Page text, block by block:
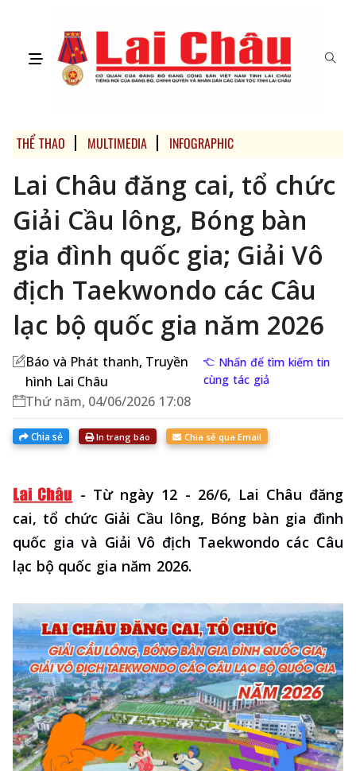
THỂ THAO MULTIMEDIA INFOGRAPHIC
Lai Châu đăng cai, tổ chức
Giải Cầu lông, Bóng bàn
gia đình quốc gia; Giải Vô
địch Taekwondo các Câu
lạc bộ quốc gia năm 2026
Báo và Phát thanh, Truyền
hình Lai Châu
Nhấn để tìm kiếm tin
cùng tác giả
Thứ năm, 04/06/2026 17:08
Chia sẻ In trang báo Chia sẻ qua Email
- Từ ngày 12 - 26/6, Lai Châu đăng
cai, tổ chức Giải Cầu lông, Bóng bàn gia đình
quốc gia và Giải Vô địch Taekwondo các Câu
lạc bộ quốc gia năm 2026.